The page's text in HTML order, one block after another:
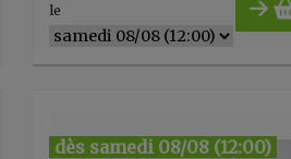
le
dès samedi 08/08 (12:00)